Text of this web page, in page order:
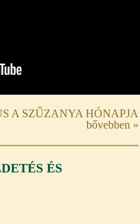
A SZŰZANYA HÓNAPJA
bővebben »
ÉS